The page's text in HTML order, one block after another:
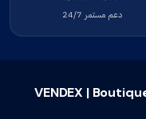
دعم مستمر 24/7
VENDEX |